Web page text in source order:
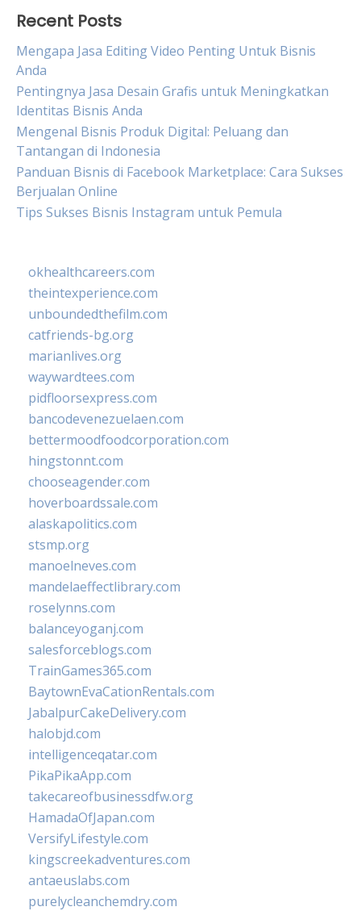
Recent Posts
Mengapa Jasa Editing Video Penting Untuk Bisnis
Anda
Pentingnya Jasa Desain Grafis untuk Meningkatkan
Identitas Bisnis Anda
Mengenal Bisnis Produk Digital: Peluang dan
Tantangan di Indonesia
Panduan Bisnis di Facebook Marketplace: Cara Sukses
Berjualan Online
Tips Sukses Bisnis Instagram untuk Pemula
okhealthcareers.com
theintexperience.com
unboundedthefilm.com
catfriends-bg.org
marianlives.org
waywardtees.com
pidfloorsexpress.com
bancodevenezuelaen.com
bettermoodfoodcorporation.com
hingstonnt.com
chooseagender.com
hoverboardssale.com
alaskapolitics.com
stsmp.org
manoelneves.com
mandelaeffectlibrary.com
roselynns.com
balanceyoganj.com
salesforceblogs.com
TrainGames365.com
BaytownEvaCationRentals.com
JabalpurCakeDelivery.com
halobjd.com
intelligenceqatar.com
PikaPikaApp.com
takecareofbusinessdfw.org
HamadaOfJapan.com
VersifyLifestyle.com
kingscreekadventures.com
antaeuslabs.com
purelycleanchemdry.com